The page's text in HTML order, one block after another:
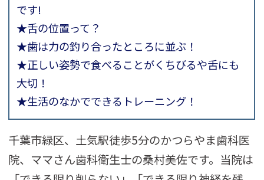
です!
★舌の位置って？
★歯は力の釣り合ったところに並ぶ！
★正しい姿勢で食べることがくちびるや舌にも
大切！
★生活のなかでできるトレーニング！
千葉市緑区、土気駅徒歩5分のかつらやま歯科医
院、ママさん歯科衛生士の桑村美佐です。当院は